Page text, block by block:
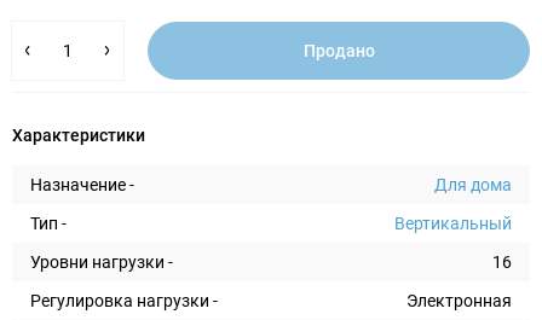
Продано
Характеристики
Назначение -
Для дома
Тип -
Вертикальный
Уровни нагрузки -
16
Регулировка нагрузки -
Электронная